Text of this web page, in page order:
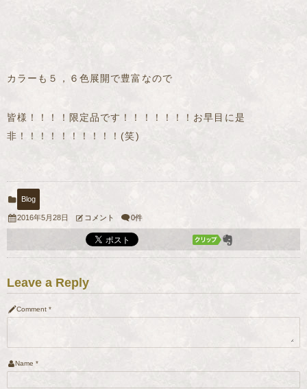
カラーも５，６色展開で豊富なので
皆様！！！！限定品です！！！！！！！お早目に是
非！！！！！！！！！！(笑)
Blog
2016年5月28日 コメント 0件
Leave a Reply
Comment *
Name *